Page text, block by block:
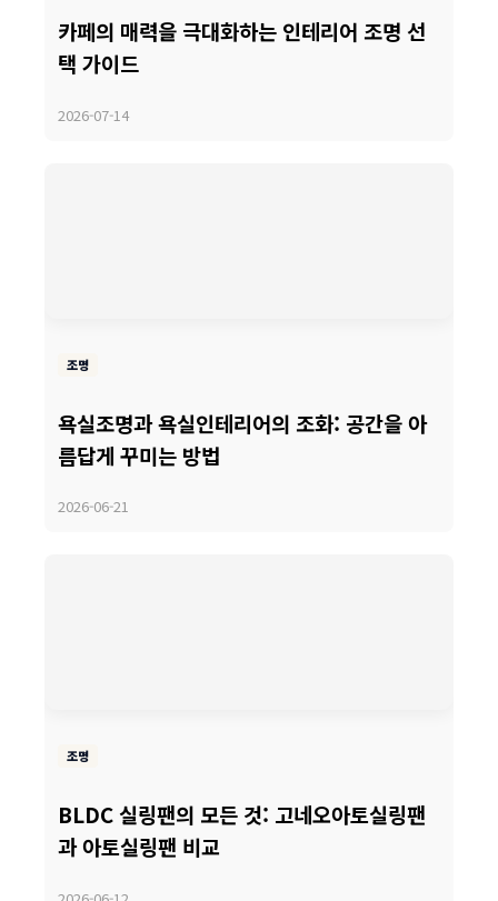
카페의 매력을 극대화하는 인테리어 조명 선
택 가이드
2026-07-14
조명
욕실조명과 욕실인테리어의 조화: 공간을 아
릅답게 꾸미는 방법
2026-06-21
조명
BLDC 실링팬의 모든 것: 고네오아토실링팬
과 아토실링팬 비교